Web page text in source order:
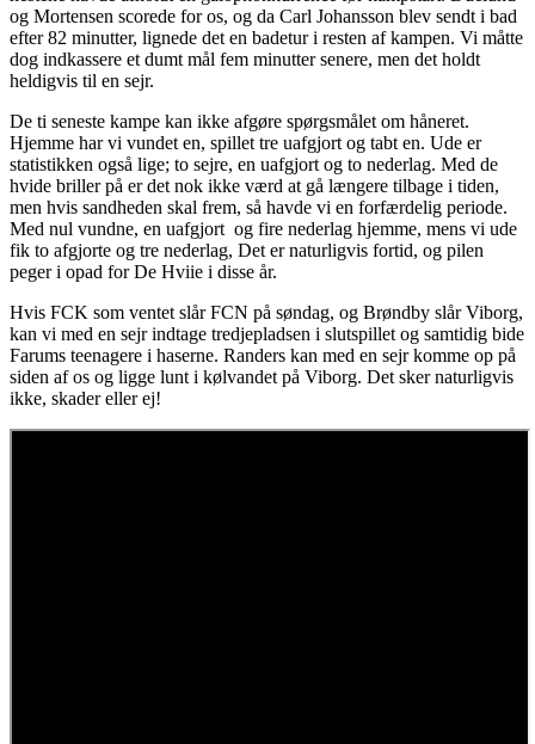
og Mortensen scorede for os, og da Carl Johansson blev sendt i bad
efter 82 minutter, lignede det en badetur i resten af kampen. Vi måtte
dog indkassere et dumt mål fem minutter senere, men det holdt
heldigvis til en sejr.
De ti seneste kampe kan ikke afgøre spørgsmålet om håneret.
Hjemme har vi vundet en, spillet tre uafgjort og tabt en. Ude er
statistikken også lige; to sejre, en uafgjort og to nederlag. Med de
hvide briller på er det nok ikke værd at gå længere tilbage i tiden,
men hvis sandheden skal frem, så havde vi en forfærdelig periode.
Med nul vundne, en uafgjort og fire nederlag hjemme, mens vi ude
fik to afgjorte og tre nederlag, Det er naturligvis fortid, og pilen
peger i opad for De Hviie i disse år.
Hvis FCK som ventet slår FCN på søndag, og Brøndby slår Viborg,
kan vi med en sejr indtage tredjepladsen i slutspillet og samtidig bide
Farums teenagere i haserne. Randers kan med en sejr komme op på
siden af os og ligge lunt i kølvandet på Viborg. Det sker naturligvis
ikke, skader eller ej!